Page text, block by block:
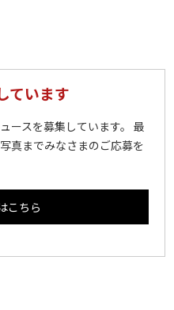
ています
ースを募集しています。 最
真までみなさまのご応募を
こちら